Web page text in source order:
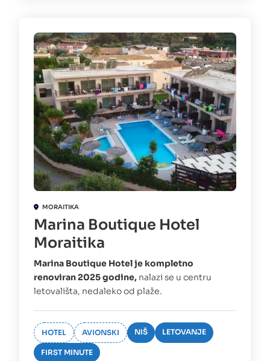
MORAITIKA
Marina Boutique Hotel
Moraitika
Marina Boutique Hotel je kompletno
renoviran 2025 godine, nalazi se u centru
letovališta, nedaleko od plaže.
HOTEL AVIONSKI NIŠ LETOVANJE
FIRST MINUTE